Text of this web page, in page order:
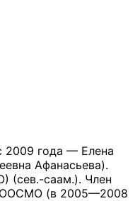
2009 года — Елена
Афанасьева).
(сев.-саам.). Член
ООСМО (в 2005—2008